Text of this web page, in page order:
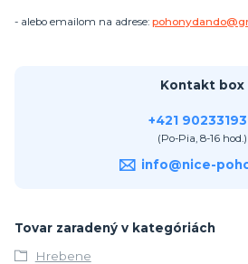
- alebo emailom na adrese:
Kontakt box
+421
(Po-Pia, 8-16 hod.)
info@nice-
Tovar zaradený v kategóriách
Hrebene